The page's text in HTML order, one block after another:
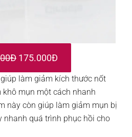
175.000Đ
giúp làm giảm kích thước nốt
mụn một cách nhanh
này còn giúp làm giảm mụn bị
nhanh quá trình phục hồi cho